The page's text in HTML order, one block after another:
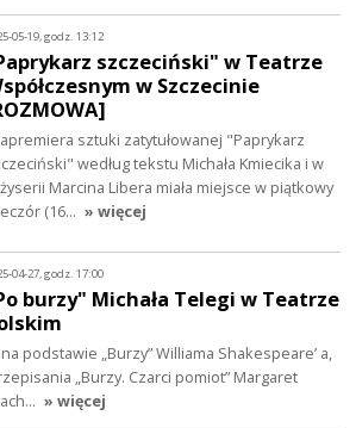
05-19, godz. 13:12
szczeciński" w Teatrze
w Szczecinie
sztuki zatytułowanej "Paprykarz
według tekstu Michała Kmiecika i w
Marcina Libera miała miejsce w piątkowy
(16… » więcej
04-27, godz. 17:00
burzy" Michała Telegi w Teatrze
podstawie „Burzy” Williama Shakespeare’ a,
„Burzy. Czarci pomiot” Margaret
» więcej